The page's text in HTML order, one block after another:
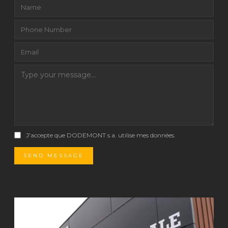
J'accepte que DODEMONT s.a. utilise mes données.
SEND MESSAGE